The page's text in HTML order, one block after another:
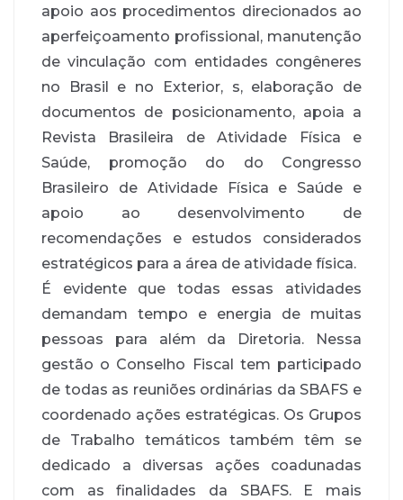
apoio aos procedimentos direcionados ao
aperfeiçoamento profissional, manutenção
de vinculação com entidades congêneres
no Brasil e no Exterior, s, elaboração de
documentos de posicionamento, apoia a
Revista Brasileira de Atividade Física e
Saúde, promoção do do Congresso
Brasileiro de Atividade Física e Saúde e
apoio ao desenvolvimento de
recomendações e estudos considerados
estratégicos para a área de atividade física.
É evidente que todas essas atividades
demandam tempo e energia de muitas
pessoas para além da Diretoria. Nessa
gestão o Conselho Fiscal tem participado
de todas as reuniões ordinárias da SBAFS e
coordenado ações estratégicas. Os Grupos
de Trabalho temáticos também têm se
dedicado a diversas ações coadunadas
com as finalidades da SBAFS. E mais